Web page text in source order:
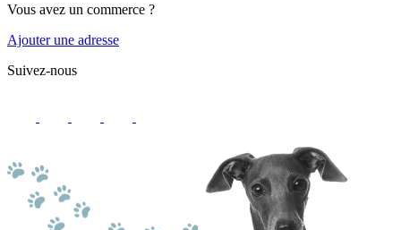
Vous avez un commerce ?
Ajouter une adresse
Suivez-nous